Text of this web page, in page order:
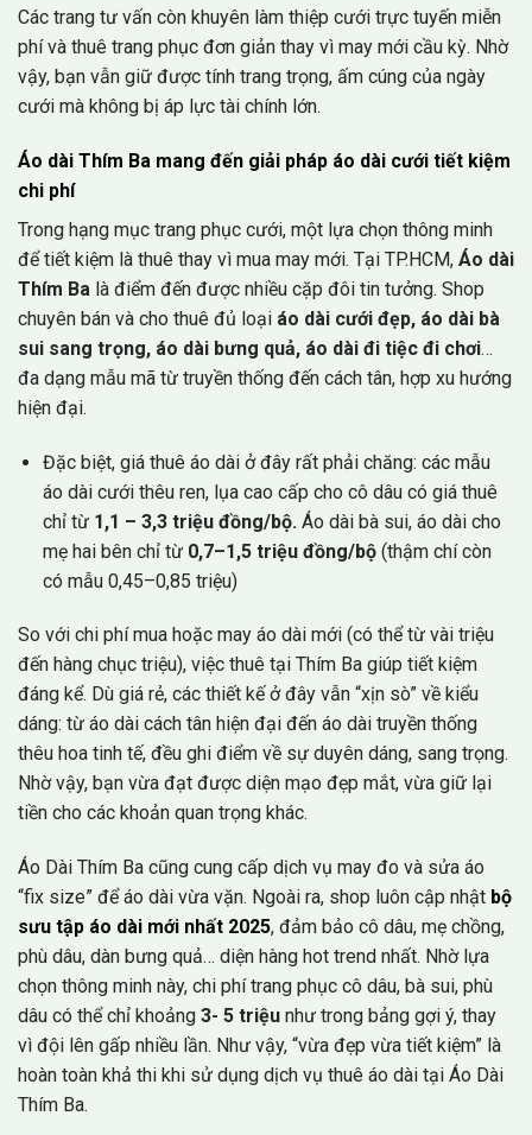
Các trang tư vấn còn khuyên làm thiệp cưới trực tuyến miễn
phí và thuê trang phục đơn giản thay vì may mới cầu kỳ. Nhờ
vậy, bạn vẫn giữ được tính trang trọng, ấm cúng của ngày
cưới mà không bị áp lực tài chính lớn.
Áo dài Thím Ba mang đến giải pháp áo dài cưới tiết kiệm
chi phí
Trong hạng mục trang phục cưới, một lựa chọn thông minh
để tiết kiệm là thuê thay vì mua may mới. Tại TP.HCM, Áo dài
Thím Ba là điểm đến được nhiều cặp đôi tin tưởng. Shop
chuyên bán và cho thuê đủ loại áo dài cưới đẹp, áo dài bà
sui sang trọng, áo dài bưng quả, áo dài đi tiệc đi chơi…
đa dạng mẫu mã từ truyền thống đến cách tân, hợp xu hướng
hiện đại.
Đặc biệt, giá thuê áo dài ở đây rất phải chăng: các mẫu
áo dài cưới thêu ren, lụa cao cấp cho cô dâu có giá thuê
chỉ từ 1,1 – 3,3 triệu đồng/bộ. Áo dài bà sui, áo dài cho
mẹ hai bên chỉ từ 0,7–1,5 triệu đồng/bộ(thậm chí còn
có mẫu 0,45–0,85 triệu)
So với chi phí mua hoặc may áo dài mới (có thể từ vài triệu
đến hàng chục triệu), việc thuê tại Thím Ba giúp tiết kiệm
đáng kể. Dù giá rẻ, các thiết kế ở đây vẫn “xịn sò” về kiểu
dáng: từ áo dài cách tân hiện đại đến áo dài truyền thống
thêu hoa tinh tế, đều ghi điểm về sự duyên dáng, sang trọng.
Nhờ vậy, bạn vừa đạt được diện mạo đẹp mắt, vừa giữ lại
tiền cho các khoản quan trọng khác.
Áo Dài Thím Ba cũng cung cấp dịch vụ may đo và sửa áo
“fix size” để áo dài vừa vặn. Ngoài ra, shop luôn cập nhật bộ
sưu tập áo dài mới nhất 2025, đảm bảo cô dâu, mẹ chồng,
phù dâu, dàn bưng quả… diện hàng hot trend nhất. Nhờ lựa
chọn thông minh này, chi phí trang phục cô dâu, bà sui, phù
dâu có thể chỉ khoảng 3- 5 triệu như trong bảng gợi ý, thay
vì đội lên gấp nhiều lần. Như vậy, “vừa đẹp vừa tiết kiệm” là
hoàn toàn khả thi khi sử dụng dịch vụ thuê áo dài tại Áo Dài
Thím Ba.